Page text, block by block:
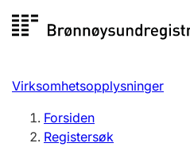
til
Registersøk
Aksjeselskap
Virksomhetsopplysninger
Forsiden
Registersøk